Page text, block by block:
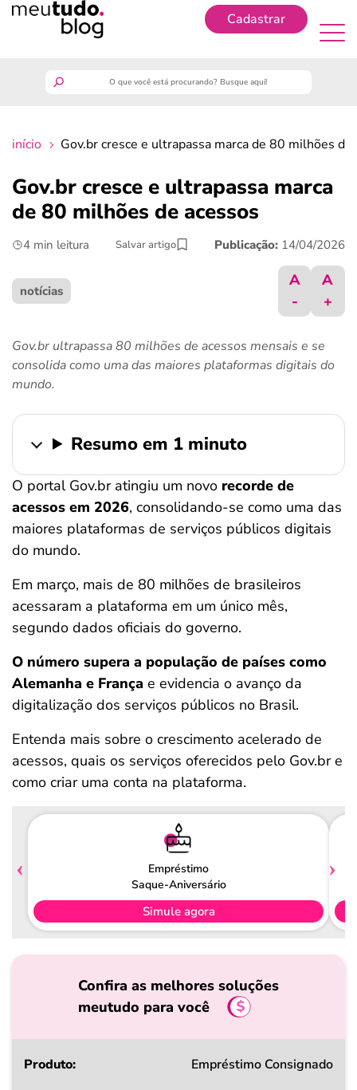
Cadastrar
finanças
benefícios
crédito fácil
ferramentas
início Gov.br cresce e ultrapassa marca de 80 milhões de
Gov.br cresce e ultrapassa marca
de 80 milhões de acessos
4 min leitura Salvar artigo Publicação: 14/04/2026
notícias
A
-
A
+
Gov.br ultrapassa 80 milhões de acessos mensais e se
consolida como uma das maiores plataformas digitais do
mundo.
Resumo em 1 minuto
O portal Gov.br atingiu um novo recorde de
acessos em 2026, consolidando-se como uma das
maiores plataformas de serviços públicos digitais
do mundo.
Em março, mais de 80 milhões de brasileiros
acessaram a plataforma em um único mês,
segundo dados oficiais do governo.
O número supera a população de países como
Alemanha e França e evidencia o avanço da
digitalização dos serviços públicos no Brasil.
Entenda mais sobre o crescimento acelerado de
acessos, quais os serviços oferecidos pelo Gov.br e
como criar uma conta na plataforma.
Empréstimo
Saque-Aniversário
Simule agora
Confira as melhores soluções
meutudo para você
Produto
Empréstimo Consignado